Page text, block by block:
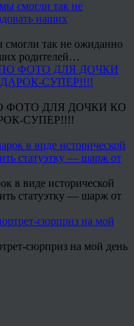
смогли так не ожиданно
родителей…
ФОТО ДЛЯ ДОЧКИ КО
СУПЕР!!!!
в виде исторической
статуэтку — шарж от
сюрприз на мой день